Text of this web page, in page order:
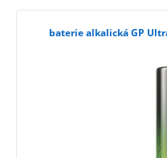
baterie alkalická GP